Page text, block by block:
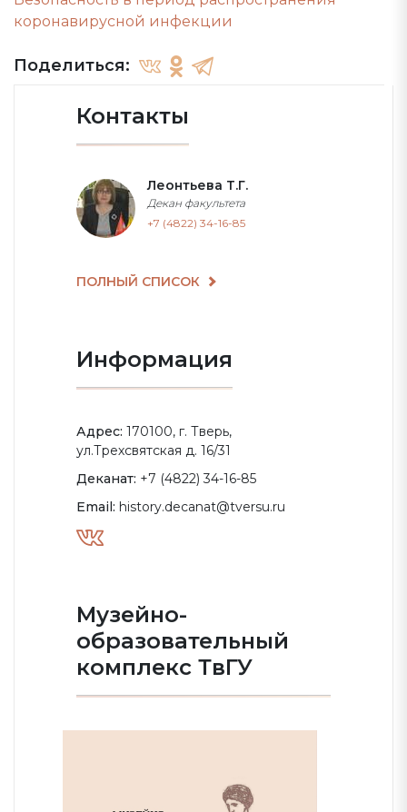
коронавирусной инфекции
Поделиться:
Контакты
Леонтьева Т.Г.
Декан факультета
+7 (4822) 34-16-85
ПОЛНЫЙ СПИСОК
Информация
Адрес: 170100, г. Тверь,
ул.Трехсвятская д. 16/31
Деканат: +7 (4822) 34-16-85
Email: history.decanat@tversu.ru
Музейно-
образовательный
комплекс ТвГУ